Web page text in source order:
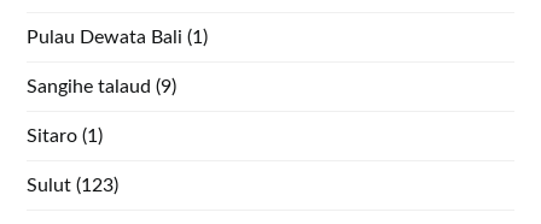
Pulau Dewata Bali (1)
Sangihe talaud (9)
Sitaro (1)
Sulut (123)